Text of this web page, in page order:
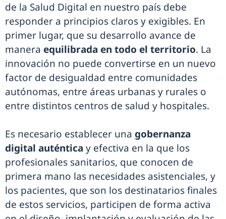
de la Salud Digital en nuestro país debe
responder a principios claros y exigibles. En
primer lugar, que su desarrollo avance de
manera equilibrada en todo el territorio. La
innovación no puede convertirse en un nuevo
factor de desigualdad entre comunidades
autónomas, entre áreas urbanas y rurales o
entre distintos centros de salud y hospitales.
Es necesario establecer una gobernanza
digital auténtica y efectiva en la que los
profesionales sanitarios, que conocen de
primera mano las necesidades asistenciales, y
los pacientes, que son los destinatarios finales
de estos servicios, participen de forma activa